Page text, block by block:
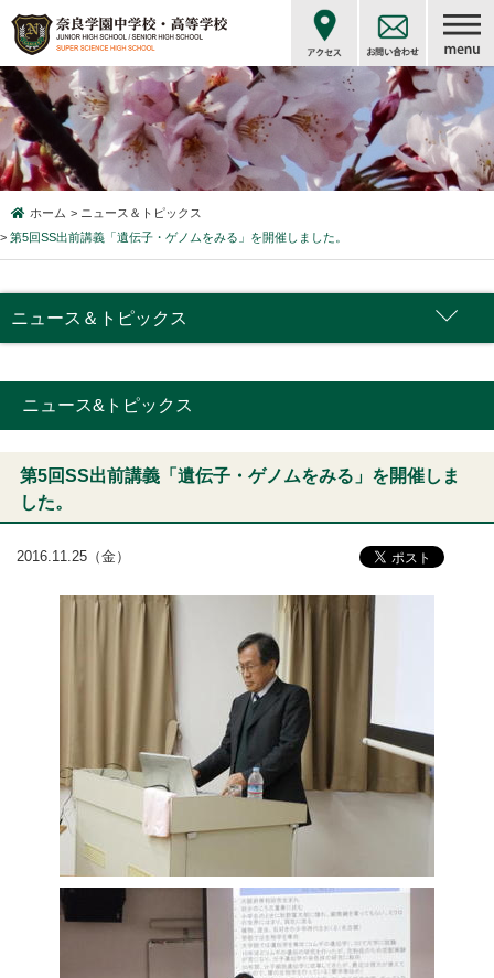
ホーム
ニュース＆トピックス
第5回SS出前講義「遺伝子・ゲノムをみる」を開催しました。
ニュース＆トピックス
ニュース&トピックス
第5回SS出前講義「遺伝子・ゲノムをみる」を開催しま
した。
2016.11.25（金）